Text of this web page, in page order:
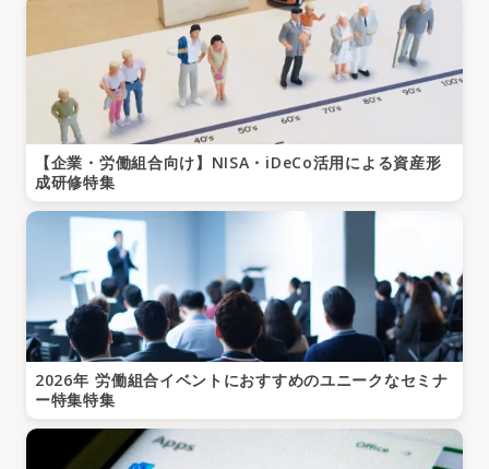
【企業・労働組合向け】NISA・iDeCo活用による資産形
成研修特集
2026年 労働組合イベントにおすすめのユニークなセミナ
ー特集特集